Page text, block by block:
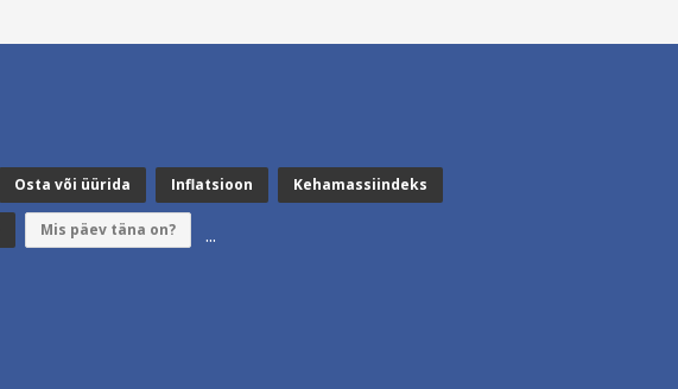
Osta või üürida Inflatsioon Kehamassiindeks
Mis päev täna on? ...